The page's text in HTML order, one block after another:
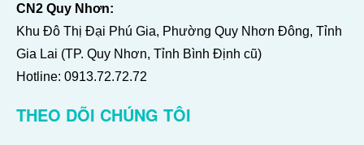
CN2 Quy Nhơn:
Khu Đô Thị Đại Phú Gia, Phường Quy Nhơn Đông, Tỉnh
Gia Lai (TP. Quy Nhơn, Tỉnh Bình Định cũ)
Hotline: 0913.72.72.72
THEO DÕI CHÚNG TÔI